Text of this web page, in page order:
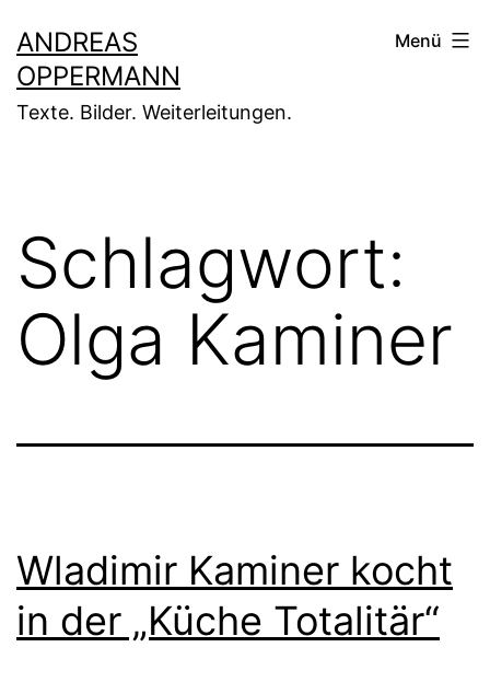
Inhalt
springen
ANDREAS
OPPERMANN
Texte. Bilder. Weiterleitungen.
Menü
Schlagwort:
Olga Kaminer
Wladimir Kaminer kocht
in der „Küche Totalitär“